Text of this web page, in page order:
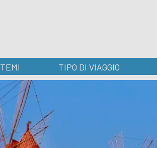
TEMI TIPO DI VIAGGIO